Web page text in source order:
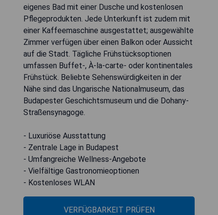
eigenes Bad mit einer Dusche und kostenlosen
Pflegeprodukten. Jede Unterkunft ist zudem mit
einer Kaffeemaschine ausgestattet; ausgewählte
Zimmer verfügen über einen Balkon oder Aussicht
auf die Stadt. Tägliche Frühstücksoptionen
umfassen Buffet-, À-la-carte- oder kontinentales
Frühstück. Beliebte Sehenswürdigkeiten in der
Nähe sind das Ungarische Nationalmuseum, das
Budapester Geschichtsmuseum und die Dohany-
Straßensynagoge.
- Luxuriöse Ausstattung
- Zentrale Lage in Budapest
- Umfangreiche Wellness-Angebote
- Vielfältige Gastronomieoptionen
- Kostenloses WLAN
VERFÜGBARKEIT PRÜFEN